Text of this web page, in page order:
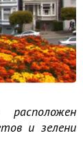
и зелени